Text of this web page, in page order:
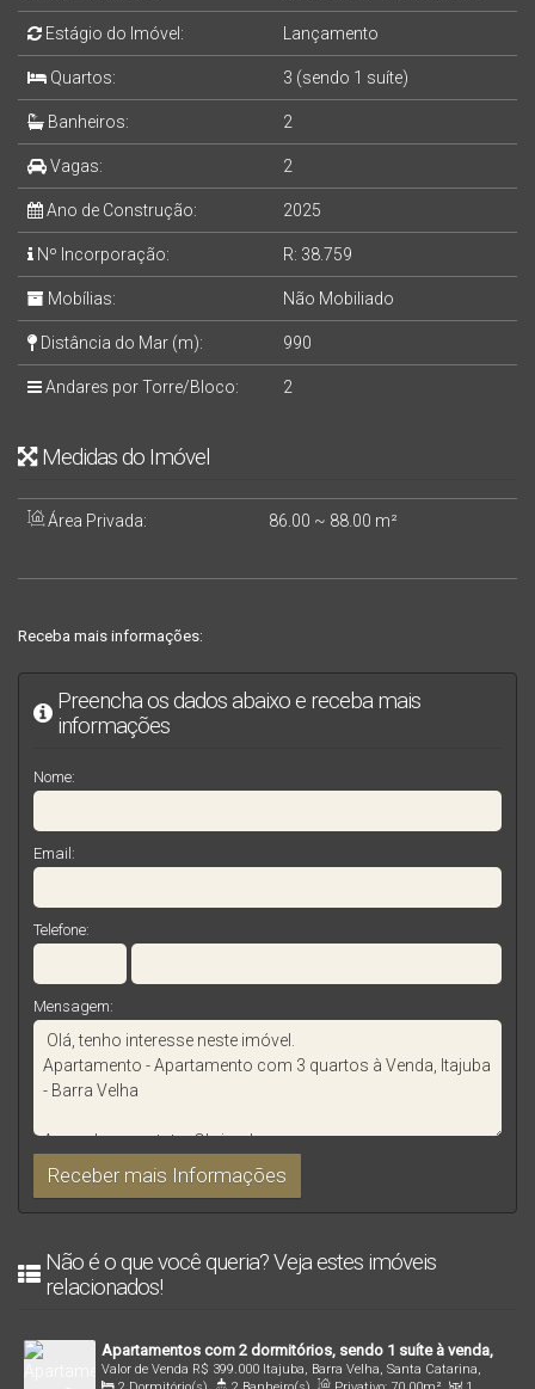
Estágio do Imóvel: Lançamento
Quartos: 3 (sendo 1 suíte)
Banheiros: 2
Vagas: 2
Ano de Construção: 2025
Nº Incorporação: R: 38.759
Mobílias: Não Mobiliado
Distância do Mar (m): 990
Andares por Torre/Bloco: 2
Medidas do Imóvel
Área Privada: 86 .00 ~ 88 .00 m²
Receba mais informações:
Preencha os dados abaixo e receba mais
informações
Nome:
Email:
Telefone:
Mensagem:
Não é o que você queria? Veja estes imóveis
relacionados!
Apartamentos com 2 dormitórios, sendo 1 suíte à venda,
70m² à venda no bairro Itajuba - Barra Velha/S
R$ 399.000
Valor de Venda
Itajuba, Barra Velha, Santa Catarina,